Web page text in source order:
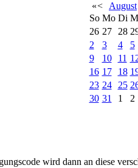
«< August
So Mo Di
26 27 28
2
3 4 5
9
10 11
16 17 18
23 24 25
30 31 1 2
wird dann an diese